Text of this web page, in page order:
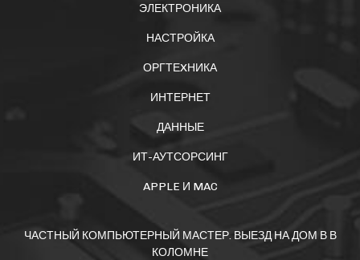
ЭЛЕКТРОНИКА
НАСТРОЙКА
ОРГТЕXНИКА
ИНТЕРНЕТ
ДАННЫЕ
ИТ-АУТСОРСИНГ
APPLE И MAC
ЧАСТНЫЙ КОМПЬЮТЕРНЫЙ МАСТЕР. ВЫЕЗД НА ДОМ В В
КОЛОМНЕ